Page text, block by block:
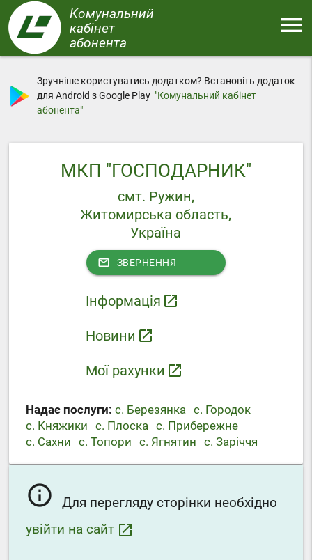
Перейти
до
основного
вмісту
Комунальний
кабінет
абонента
menu
Зручніше користуватись додатком? Встановіть додаток
для Android з Google Play "Комунальний кабінет
абонента"
МКП "ГОСПОДАРНИК"
смт. Ружин,
Житомирська область,
Україна
mail_outline ЗВЕРНЕННЯ
Інформація launch
Новини launch
Мої рахунки launch
Надає послуги: с. Березянка с. Городок
с. Княжики с. Плоска с. Прибережне
с. Сахни с. Топори с. Ягнятин с. Заріччя
info_outline
Для перегляду сторінки необхідно
увійти на сайт launch